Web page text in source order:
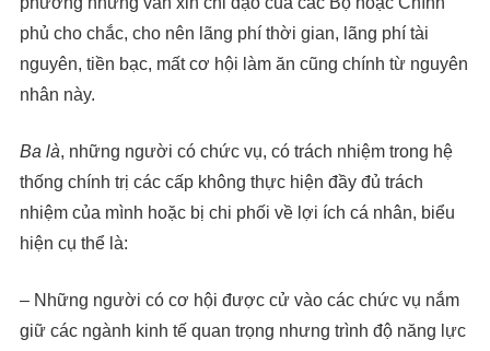
phủ cho chắc, cho nên lãng phí thời gian, lãng phí tài
nguyên, tiền bạc, mất cơ hội làm ăn cũng chính từ nguyên
nhân này.
Ba là, những người có chức vụ, có trách nhiệm trong hệ
thống chính trị các cấp không thực hiện đầy đủ trách
nhiệm của mình hoặc bị chi phối về lợi ích cá nhân, biểu
hiện cụ thể là:
– Những người có cơ hội được cử vào các chức vụ nắm
giữ các ngành kinh tế quan trọng nhưng trình độ năng lực